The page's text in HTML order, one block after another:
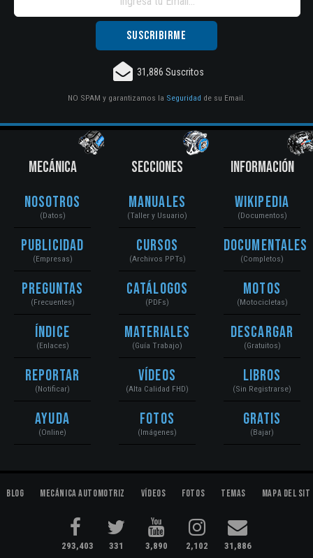
31,886 Suscritos
NO SPAM y garantizamos la Seguridad de su Email.
MECÁNICA
Nosotros
(Datos)
Publicidad
(Empresas)
Preguntas
(Frecuentes)
Índice
(Enlaces)
Reportar
(Notificar)
Ayuda
(Online)
SECCIONES
Manuales
(Taller y Usuario)
Cursos
(Archivos PPTs)
Catálogos
(PDFs)
Materiales
(Guía Trabajo)
Vídeos
(Alta Calidad FHD)
Fotos
(Imágenes)
INFORMACIÓN
Wikipedia
(Documentos)
Documentales
(Completos)
Motos
(Motocicletas)
Descargar
(Gratuitos)
Libros
(Sin Registrarse)
Gratis
(Bajar)
Blog Mecánica Automotriz Vídeos Fotos Temas Mapa del
293,403 331 3,890 2,102 31,886